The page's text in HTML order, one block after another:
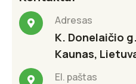
Adresas
K. Donelaičio
Kaunas,
El. paštas